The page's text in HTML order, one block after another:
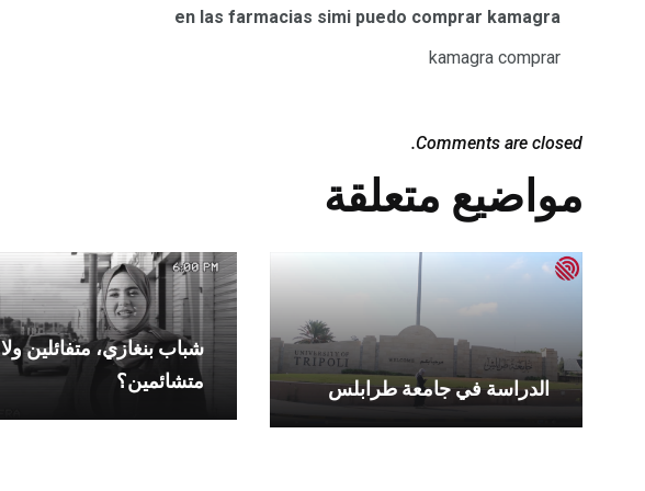
en las farmacias simi puedo comprar kamagra
kamagra comprar
Comments are closed.
مواضيع متعلقة
الدراسة في جامعة طرابلس
شباب بنغازي، متفائلين ولا
متشائمين؟